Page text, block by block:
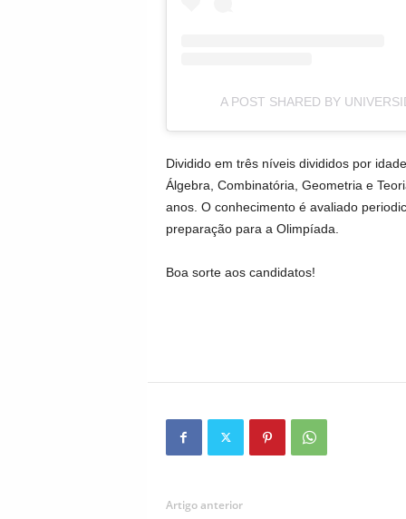
A POST SHARED BY
Dividido em três níveis divididos por
Álgebra, Combinatória, Geometria e
anos. O conhecimento é avaliado
preparação para a Olimpíada.
Boa sorte aos candidatos!
Artigo anterior